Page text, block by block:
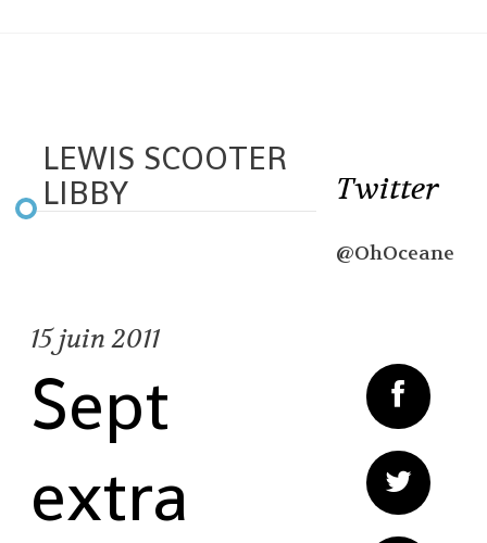
LEWIS SCOOTER
LIBBY
15 juin 2011
Sept
extra
Twitter
@OhOceane